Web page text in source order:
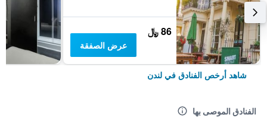
86 ﷼
عرض الصفقة
شاهد أرخص الفنادق في لندن
الفنادق الموصى بها